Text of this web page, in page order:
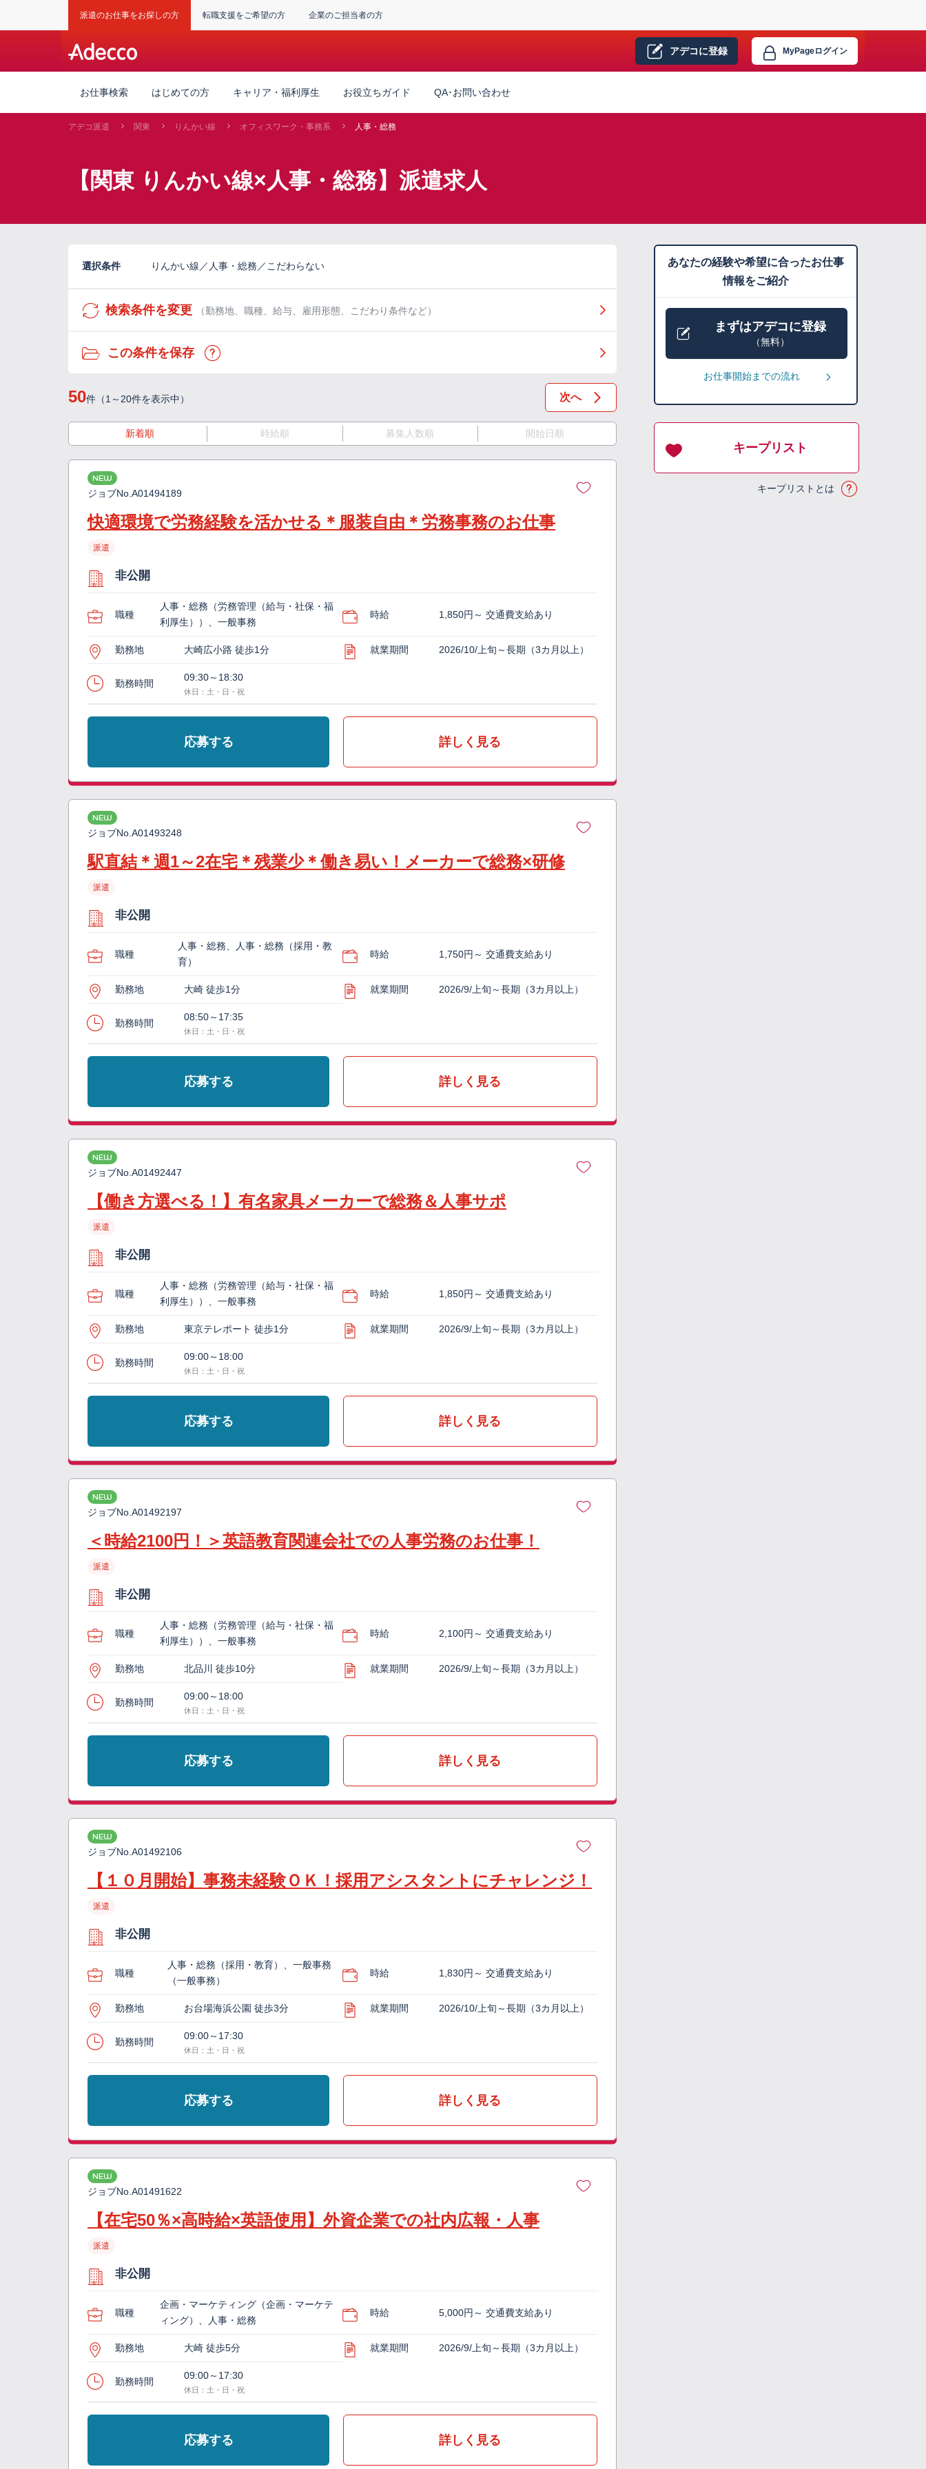
派遣のお仕事をお探しの方 転職支援をご希望の方 企業のご担当者の方
アデコに登録 MyPageログイン
お仕事検索 はじめての方 キャリア・福利厚生 お役立ちガイド QA･お問い合わせ
アデコ派遣 関東 りんかい線 オフィスワーク・事務系 人事・総務
【関東 りんかい線×人事・総務】派遣求人
選択条件 りんかい線／人事・総務／こだわらない
検索条件を変更 （勤務地、職種、給与、雇用形態、こだわり条件など）
この条件を保存
50件（1～20件を表示中） 次へ
新着順 時給順 募集人数順 開始日順
NEW
ジョブNo. A01494189
快適環境で労務経験を活かせる＊服装自由＊労務事務のお仕事
派遣
非公開
職種
人事・総務（労務管理（給与・社保・福
利厚生））、一般事務
時給 1,850円～ 交通費支給あり
勤務地 大崎広小路 徒歩1分 就業期間 2026/10/上旬～長期（3カ月以上）
勤務時間
09:30～18:30
休日：土・日・祝
応募する 詳しく見る
NEW
ジョブNo. A01493248
駅直結＊週1～2在宅＊残業少＊働き易い！メーカーで総務×研修
派遣
非公開
職種
人事・総務、人事・総務（採用・教
育）
時給 1,750円～ 交通費支給あり
勤務地 大崎 徒歩1分 就業期間 2026/9/上旬～長期（3カ月以上）
勤務時間
08:50～17:35
休日：土・日・祝
応募する 詳しく見る
NEW
ジョブNo. A01492447
【働き方選べる！】有名家具メーカーで総務＆人事サポ
派遣
非公開
職種
人事・総務（労務管理（給与・社保・福
利厚生））、一般事務
時給 1,850円～ 交通費支給あり
勤務地 東京テレポート 徒歩1分 就業期間 2026/9/上旬～長期（3カ月以上）
勤務時間
09:00～18:00
休日：土・日・祝
応募する 詳しく見る
NEW
ジョブNo. A01492197
＜時給2100円！＞英語教育関連会社での人事労務のお仕事！
派遣
非公開
職種
人事・総務（労務管理（給与・社保・福
利厚生））、一般事務
時給 2,100円～ 交通費支給あり
勤務地 北品川 徒歩10分 就業期間 2026/9/上旬～長期（3カ月以上）
勤務時間
09:00～18:00
休日：土・日・祝
応募する 詳しく見る
NEW
ジョブNo. A01492106
【１０月開始】事務未経験ＯＫ！採用アシスタントにチャレンジ！
派遣
非公開
職種
人事・総務（採用・教育）、一般事務
（一般事務）
時給 1,830円～ 交通費支給あり
勤務地 お台場海浜公園 徒歩3分 就業期間 2026/10/上旬～長期（3カ月以上）
勤務時間
09:00～17:30
休日：土・日・祝
応募する 詳しく見る
NEW
ジョブNo. A01491622
【在宅50％×高時給×英語使用】外資企業での社内広報・人事
派遣
非公開
職種
企画・マーケティング（企画・マーケテ
ィング）、人事・総務
時給 5,000円～ 交通費支給あり
勤務地 大崎 徒歩5分 就業期間 2026/9/上旬～長期（3カ月以上）
勤務時間
09:00～17:30
休日：土・日・祝
応募する 詳しく見る
あなたの経験や希望に合ったお仕事
情報をご紹介
まずはアデコに登録
（無料）
お仕事開始までの流れ
キープリスト
キープリストとは